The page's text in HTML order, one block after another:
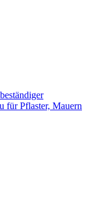
für Pflaster, Mauern